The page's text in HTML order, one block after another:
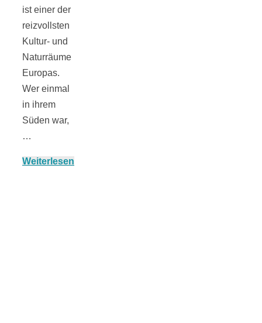
ist einer der
reizvollsten
Kultur- und
Naturräume
Europas.
Wer einmal
in ihrem
Süden war,
…
Weiterlesen